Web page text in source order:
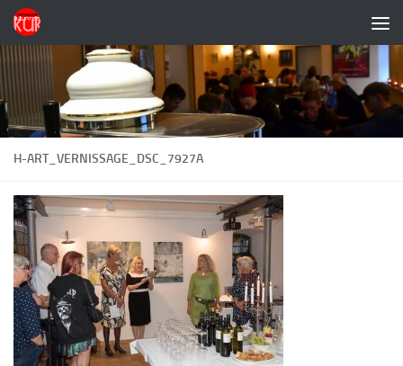
Zum Inhalt springen
H-ART_VERNISSAGE_DSC_7927A